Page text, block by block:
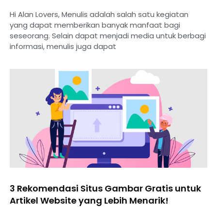
Hi Alan Lovers, Menulis adalah salah satu kegiatan
yang dapat memberikan banyak manfaat bagi
seseorang. Selain dapat menjadi media untuk berbagi
informasi, menulis juga dapat
⁠3 Rekomendasi Situs Gambar Gratis untuk
Artikel Website yang Lebih Menarik!